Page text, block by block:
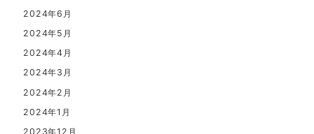
2024年6月
2024年5月
2024年4月
2024年3月
2024年2月
2024年1月
2023年12月